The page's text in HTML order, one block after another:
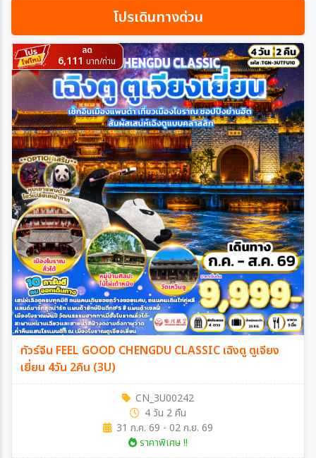
ระหว่าง
ค้นหา
โปรเดินทางด่วน
ลด
6,111 บาท/ท่าน
ทัวร์จีน FEEL GOOD CHENGDU CLASSIC เฉิงตู ตูเจียง
เยี่ยน 4วัน 2คืน (3U)
CN_3U00242
4 วัน 2 คืน
31 ก.ค. 69 - 02 ก.ย. 69
ราคาพิเศษ !!